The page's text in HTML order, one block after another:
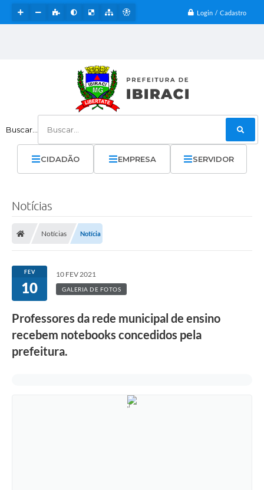
Login / Cadastro
Buscar...
CIDADÃO EMPRESA SERVIDOR
Notícias
Notícias Notícia
FEV
10
10 FEV 2021
GALERIA DE FOTOS
Professores da rede municipal de ensino
recebem notebooks concedidos pela
prefeitura.